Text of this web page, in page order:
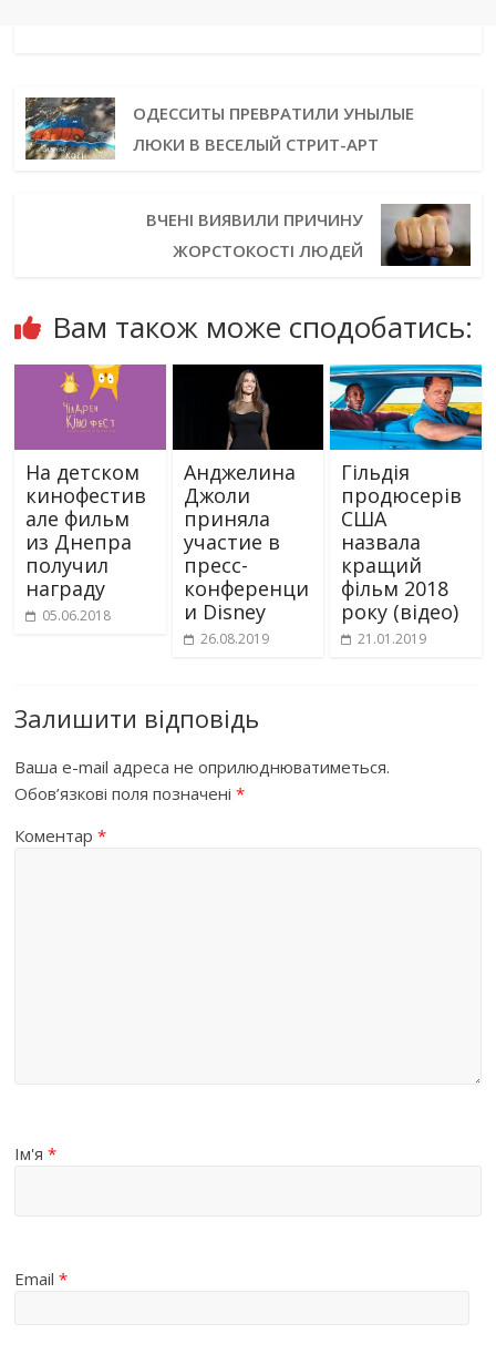
ОДЕССИТЫ ПРЕВРАТИЛИ УНЫЛЫЕ
ЛЮКИ В ВЕСЕЛЫЙ СТРИТ-АРТ
ВЧЕНІ ВИЯВИЛИ ПРИЧИНУ
ЖОРСТОКОСТІ ЛЮДЕЙ
Вам також може сподобатись:
На детском
кинофестив
але фильм
из Днепра
получил
награду
05.06.2018
Анджелина
Джоли
приняла
участие в
пресс-
конференци
и Disney
26.08.2019
Гільдія
продюсерів
США
назвала
кращий
фільм 2018
року (відео)
21.01.2019
Залишити відповідь
Ваша e-mail адреса не оприлюднюватиметься.
Обов’язкові поля позначені*
Коментар*
Ім'я*
Email*